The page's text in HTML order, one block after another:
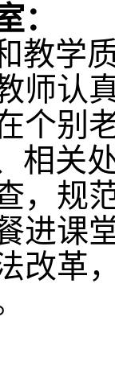
：
教学
师认
个别
相关
，规
进课
改革